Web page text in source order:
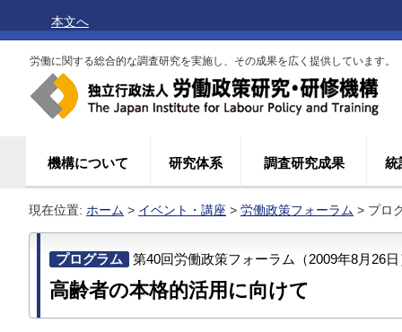
本文へ
労働に関する総合的な調査研究を実施し、その成果を広く提供しています。
機構について 研究体系 調査研究成果 統
現在位置: ホーム > イベント・講座 > 労働政策フォーラム > プロ
プログラム 第40回労働政策フォーラム（2009年8月26日
高齢者の本格的活用に向けて